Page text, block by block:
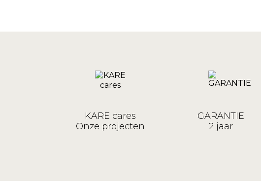
KARE cares
Onze projecten
GARANTIE
2 jaar